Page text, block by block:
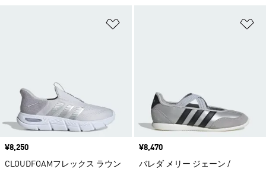
価格
¥8,250
CLOUDFOAMフレックス ラウン
価格
¥8,470
バレダ メリー ジェーン /